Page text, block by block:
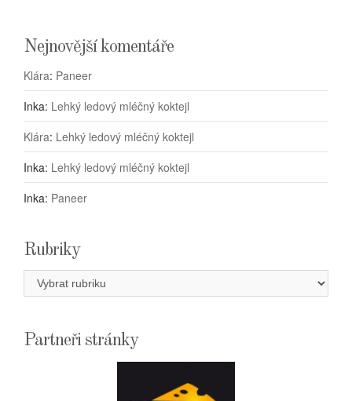
Nejnovější komentáře
Klára: Paneer
Inka: Lehký ledový mléčný koktejl
Klára: Lehký ledový mléčný koktejl
Inka: Lehký ledový mléčný koktejl
Inka: Paneer
Rubriky
Rubriky
Partneři stránky